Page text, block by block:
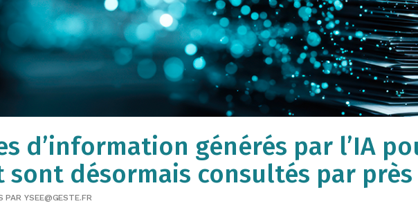
d’information générés par l’IA
désormais consultés par près
PARYSEE@GESTE.FR